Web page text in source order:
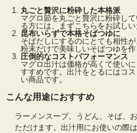
宗田節粉末、 宗田節パウダー、
干し粉(細粉)、
煮干しパウダー 、 うるめ煮干し粉
サンマ節粉 、
焼きあご粉(国産)、 焼きあご粉(平
煮干し粉末、
アジ節粉末、昆布粉末 、 しいたけ粉
、 カニパウダー
等も販売しています。
丸ごと贅沢に粉砕した本格派
マグロ節を丸ごと贅沢に粉砕し
る方には、まずこちらをお試しい
昆布いらずで本格そばつゆに
そばだしにするのにとても相性
粉末だけで美味しいそばつゆを作
圧倒的なコストパフォーマンス
マグロ出汁は価格が高くて使い
すすめです。出汁をとるにはコ
い商品です。
こんな用途におすすめ
ラーメンスープ、うどん、そば、
ただけます。出汁用にお使いの際